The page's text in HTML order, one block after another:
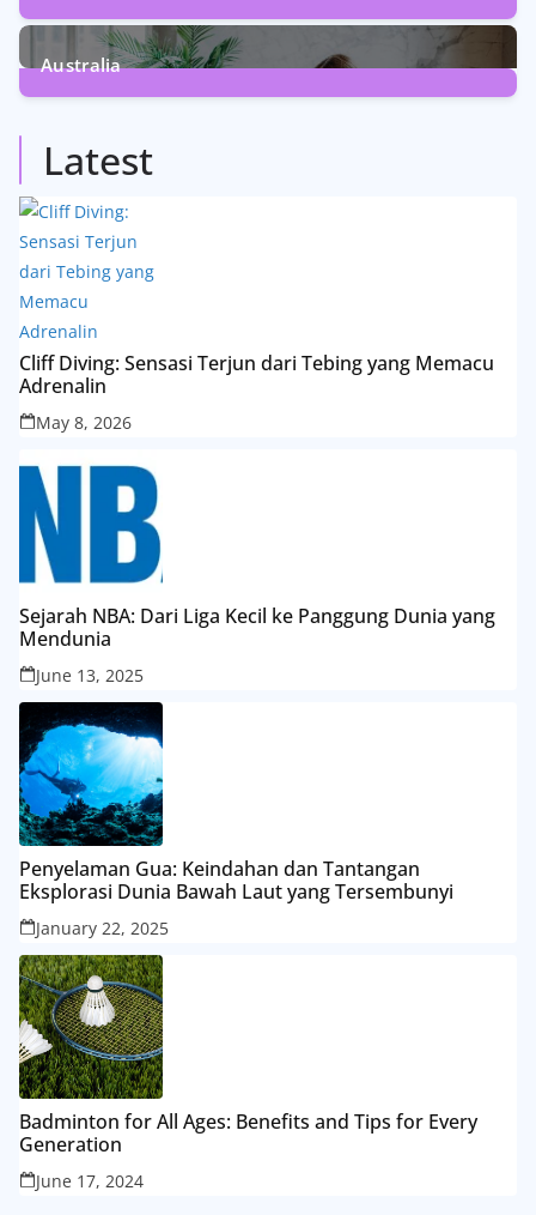
5Posts
Australia
Latest
Cliff Diving: Sensasi Terjun dari Tebing yang Memacu
Adrenalin
May 8, 2026
Sejarah NBA: Dari Liga Kecil ke Panggung Dunia yang
Mendunia
June 13, 2025
Penyelaman Gua: Keindahan dan Tantangan
Eksplorasi Dunia Bawah Laut yang Tersembunyi
January 22, 2025
Badminton for All Ages: Benefits and Tips for Every
Generation
June 17, 2024